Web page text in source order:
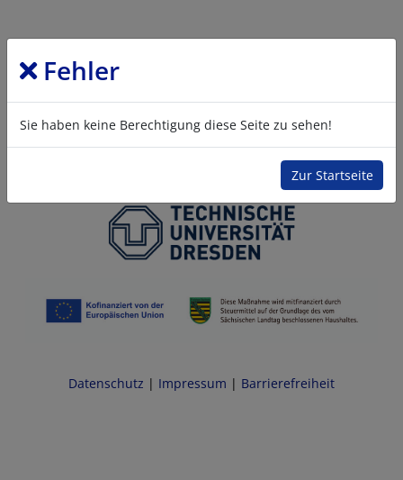
Fehler
Sie haben keine Berechtigung diese Seite zu sehen!
Zur Startseite
Datenschutz | Impressum | Barrierefreiheit